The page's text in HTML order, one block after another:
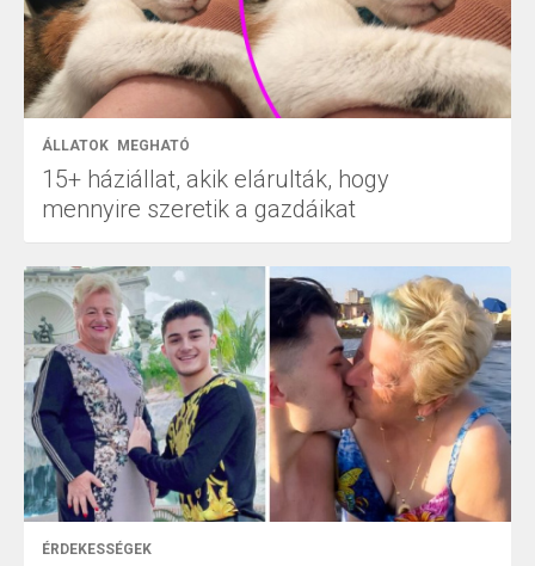
ÁLLATOK MEGHATÓ
15+ háziállat, akik elárulták, hogy
mennyire szeretik a gazdáikat
ÉRDEKESSÉGEK